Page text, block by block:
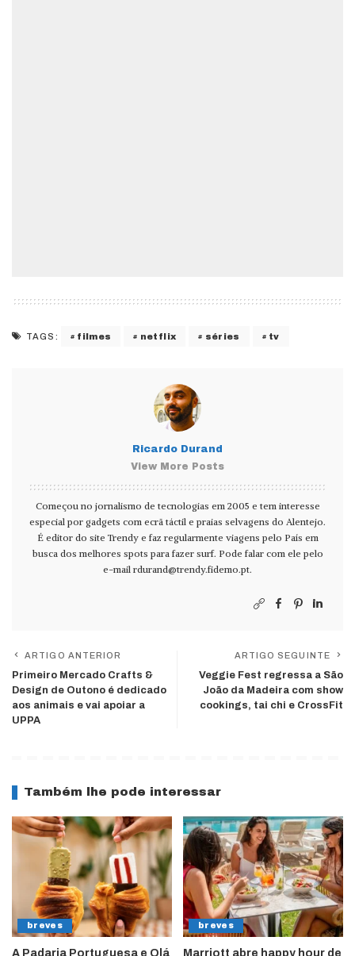
TAGS: filmes netflix séries tv
Ricardo Durand
View More Posts
Começou no jornalismo de tecnologias em 2005 e tem interesse
especial por gadgets com ecrã táctil e praias selvagens do Alentejo.
É editor do site Trendy e faz regularmente viagens pelo País em
busca dos melhores spots para fazer surf. Pode falar com ele pelo
e-mail rdurand@trendy.fidemo.pt.
ARTIGO ANTERIOR
Primeiro Mercado Crafts &
Design de Outono é dedicado
aos animais e vai apoiar a
UPPA
ARTIGO SEGUINTE
Veggie Fest regressa a São
João da Madeira com show
cookings, tai chi e CrossFit
Também lhe pode interessar
breves
A Padaria Portuguesa e Olá
breves
Marriott abre happy hour de